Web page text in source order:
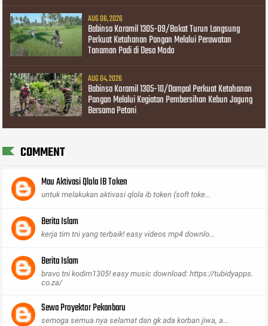
AUG 06, 2026
Babinsa Koramil 1305-09/Bokat Turun Langsung
Perkuat Ketahanan Pangan Melalui Perawatan
Tanaman Padi di Desa Modo
AUG 04, 2026
Babinsa Koramil 1305-10/Dampal Perkuat Ketahanan
Pangan Melalui Kegiatan Pembersihan Kebun Jagung
Bersama Petani
COMMENT
Mau Aktivasi Qlola IB Token
untuk melakukan aktivasi qlola ib token (soft toke...
Berita Islam
kerja tim tni yang terbaik! easy videos mp4 downlo...
Berita Islam
bravo tni kodim1305! easy music download: https://tubidyapps.
co.za/
Sewa Proyektor Pekanbaru
semoga semua nya selamat dan gk ada korban jiwa, a...